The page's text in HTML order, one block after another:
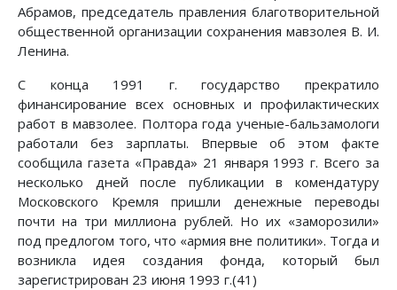
Абрамов, председатель правления благотворительной
общественной организации сохранения мавзолея В. И.
Ленина.
С конца 1991 г. государство прекратило
финансирование всех основных и профилактических
работ в мавзолее. Полтора года ученые-бальзамологи
работали без зарплаты. Впервые об этом факте
сообщила газета «Правда» 21 января 1993 г. Всего за
несколько дней после публикации в комендатуру
Московского Кремля пришли денежные переводы
почти на три миллиона рублей. Но их «заморозили»
под предлогом того, что «армия вне политики». Тогда и
возникла идея создания фонда, который был
зарегистрирован 23 июня 1993 г.(41)